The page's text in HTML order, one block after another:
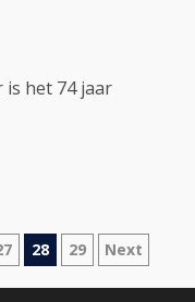
is het 74 jaar
28 29 Next